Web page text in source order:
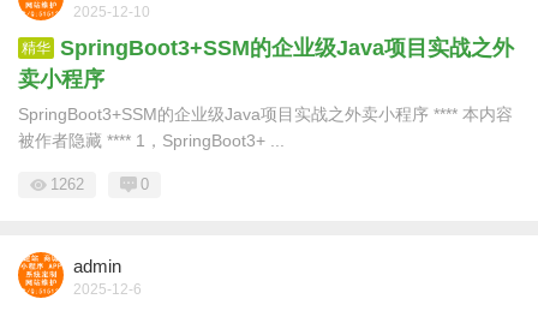
2025-12-10
精华 SpringBoot3+SSM的企业级Java项目实战之外
卖小程序
SpringBoot3+SSM的企业级Java项目实战之外卖小程序 **** 本内容
被作者隐藏 **** 1，SpringBoot3+ ...
1262 0
admin
2025-12-6